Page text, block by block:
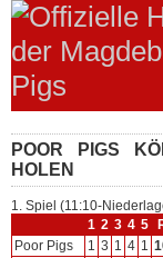
POOR PIGS
HOLEN
1. Spiel (11:10-
1 2 3 4 5
Poor Pigs
1 3 1 4 1